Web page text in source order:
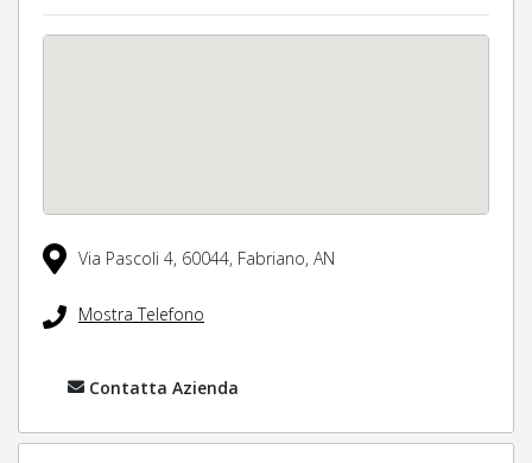
Via Pascoli 4, 60044, Fabriano, AN
Mostra Telefono
Contatta Azienda